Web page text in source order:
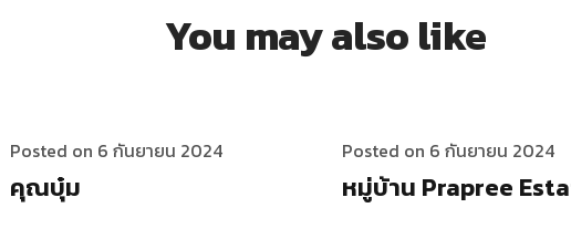
You may also like
Posted on 6 กันยายน 2024
คุณบุ๋ม
Posted on 6 กันยายน 2024
หมู่บ้าน Prapree